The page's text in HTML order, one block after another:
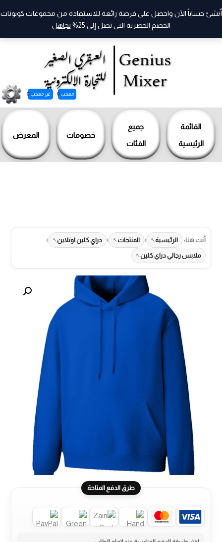
القائمة
الرئيسية
جميع
الفئات
خصومات المعرض
معجب 0 غير معجب 0
أنشئ حساباً الآن واحصل على فرصة رائعة للاستفادة من مجموعات كوبونات
الخصم الحصرية التي تصل إلى 25%
تجاهل
تخطي
أنت هنا: الرئيسية › المنتجات › دراي كلين اونلاين ›
ملابس رجالي دراي كلين
طرق الدفع المتاحة